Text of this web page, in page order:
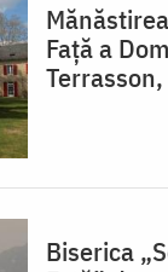
Față a
Biserica